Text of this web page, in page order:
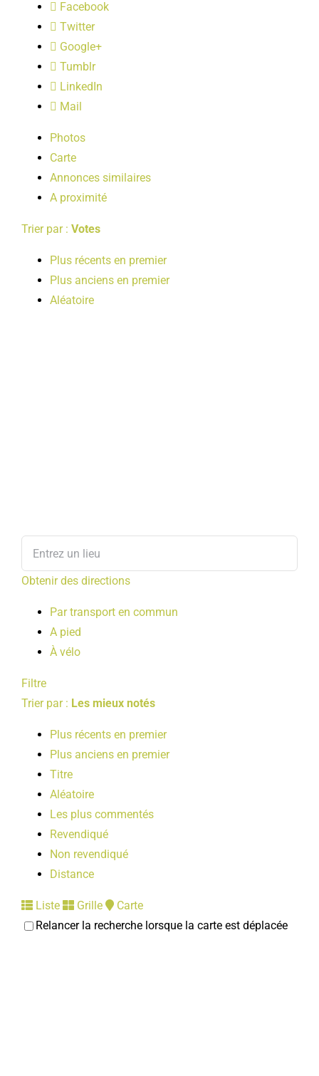
LOISIRS
PUBLICATIONS
Facebook
Twitter
Google+
Tumblr
LinkedIn
Mail
Photos
Carte
Annonces similaires
A proximité
Trier par : Votes
Plus récents en premier
Plus anciens en premier
Aléatoire
Obtenir des directions
Par transport en commun
A pied
À vélo
Filtre
Trier par : Les mieux notés
Plus récents en premier
Plus anciens en premier
Titre
Aléatoire
Les plus commentés
Revendiqué
Non revendiqué
Distance
Liste Grille
Carte
Relancer la recherche lorsque la carte est déplacée